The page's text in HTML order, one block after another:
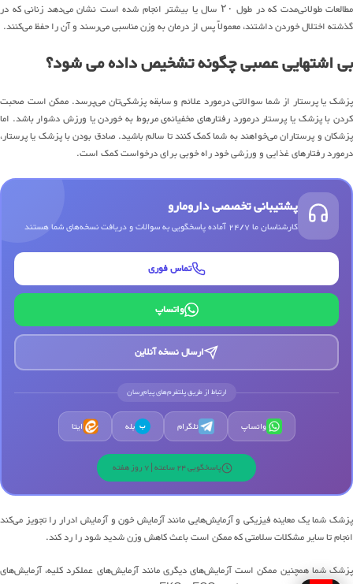
مطالعات طولانی‌مدت که در طول ۲۰ سال یا بیشتر انجام شده است نشان می‌دهد زنانی که در
گذشته اختلال خوردن داشتند، معمولاً پس از درمان به وزن مناسبی می‌رسند و آن را حفظ می‌کنند.
بی اشتهایی عصبی چگونه تشخیص داده می شود؟
پزشک یا پرستار از شما سوالاتی درمورد علائم و سابقه پزشکی‌تان می‌پرسد. ممکن است صحبت
کردن با پزشک یا پرستار درمورد رفتارهای مخفیانه‌ی مربوط به خوردن یا ورزش دشوار باشد. اما
پزشکان و پرستاران می‌خواهند به شما کمک کنند تا سالم باشید. صادق بودن با پزشک یا پرستار،
درمورد رفتارهای غذایی و ورزشی خود راه خوبی برای درخواست کمک است.
پشتیبانی تخصصی دارومارو
کارشناسان ما 24/7 آماده پاسخگویی به سوالات و دریافت نسخه‌های شما هستند
تماس فوری
واتساپ
ارسال نسخه آنلاین
ارتباط از طریق پلتفرم‌های پیام‌رسان
واتساپ تلگرام ب بله ایتا
پاسخگویی 24 ساعته | 7 روز هفته
پزشک شما یک معاینه فیزیکی و آزمایش‌هایی مانند آزمایش خون و آزمایش ادرار را تجویز می‌کند
انجام تا سایر مشکلات سلامتی که ممکن است باعث کاهش وزن شدید شود را رد کند.
پزشک شما همچنین ممکن است آزمایش‌های دیگری مانند آزمایش‌های عملکرد کلیه، آزمایش‌های